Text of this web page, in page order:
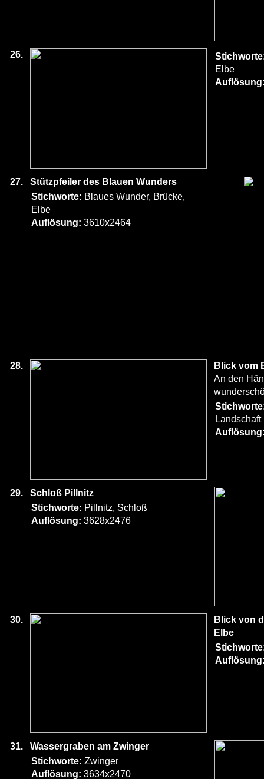
26.
Elbe
27.
Stützpfeiler des Blauen Wunders
Stichworte: Blaues Wunder, Brücke,
Elbe
Auflösung: 3610x2464
28.
Blick vom
An den
Landschaft
29.
Schloß Pillnitz
Stichworte: Pillnitz, Schloß
Auflösung: 3628x2476
30.
Blick von
Elbe
31.
Wassergraben am Zwinger
Stichworte:Zwinger
Auflösung: 3634x2470